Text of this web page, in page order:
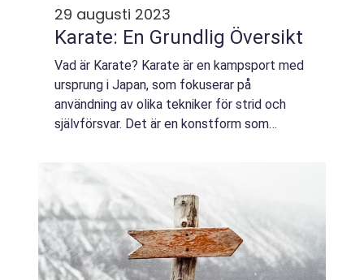
29 augusti 2023
Karate: En Grundlig Översikt
Vad är Karate? Karate är en kampsport med
ursprung i Japan, som fokuserar på
användning av olika tekniker för strid och
självförsvar. Det är en konstform som